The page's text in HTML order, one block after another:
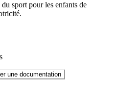
sport pour les enfants de
une documentation